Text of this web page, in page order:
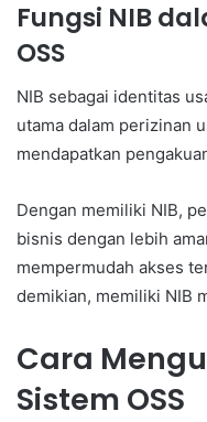
Fungsi NIB
OSS
NIB sebagai identitas
utama dalam perizinan
mendapatkan
Dengan memiliki NIB,
bisnis dengan lebih
mempermudah akses
demikian, memiliki NIB
Cara
Sistem OSS